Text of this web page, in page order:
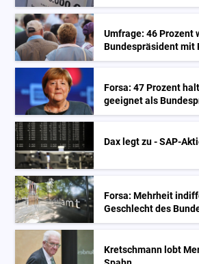
Umfrage: 46 Prozent
Bundespräsident mit
Forsa: 47 Prozent
geeignet als
Dax legt zu - SAP-
Forsa: Mehrheit
Geschlecht des
Kretschmann lobt